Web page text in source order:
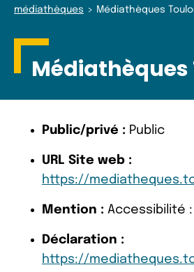
médiathèques
Médiathèques
Médiathèques
Public/privé : Public
URL Site web :
https://
Mention : Accessibilité
Déclaration :
https://